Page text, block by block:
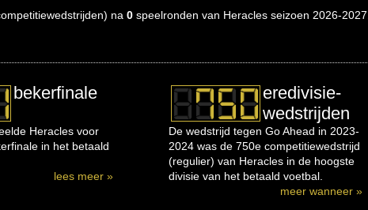
na 0 speelronden van Heracles seizoen 2026-2027.
bekerfinale
Heracles voor
in het betaald
lees meer »
eredivisie-
wedstrijden
De wedstrijd tegen Go Ahead in 2023-
2024 was de 750e competitiewedstrijd
(regulier) van Heracles in de hoogste
divisie van het betaald voetbal.
meer wanneer »